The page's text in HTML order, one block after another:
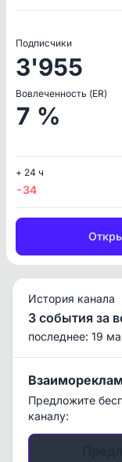
Подписчики
3'955
Вовлеченность (ER)
7 %
+ 24 ч
-34
История канала
3 события за
последнее: 19
Предложите
каналу: